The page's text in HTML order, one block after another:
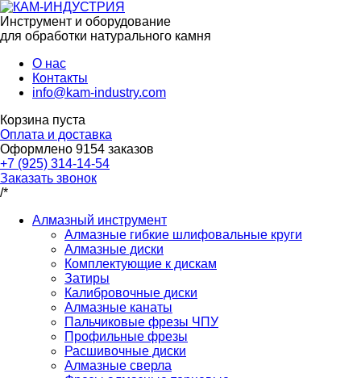
Инструмент и оборудование
для обработки натурального камня
О нас
Контакты
info@kam-industry.com
Корзина пуста
Оплата и доставка
Оформлено 9154 заказов
+7 (925) 314-14-54
Заказать звонок
/*
Алмазный инструмент
Алмазные гибкие шлифовальные круги
Алмазные диски
Комплектующие к дискам
Затиры
Калибровочные диски
Алмазные канаты
Пальчиковые фрезы ЧПУ
Профильные фрезы
Расшивочные диски
Алмазные сверла